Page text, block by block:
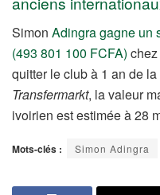
Simon Adingra gagne un
(493 801 100 FCFA)
quitter le club à 1 an de
Transfermarkt, la valeur
ivoirien est estimée à 28
Mots-clés : Simon Adingra